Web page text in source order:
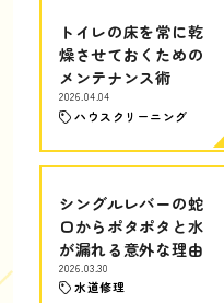
トイレの床を常に乾
燥させておくための
メンテナンス術
2026.04.04
ハウスクリーニング
シングルレバーの蛇
口からポタポタと水
が漏れる意外な理由
2026.03.30
水道修理